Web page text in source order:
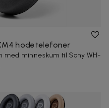
hodetelefoner
med minneskum til Sony WH-